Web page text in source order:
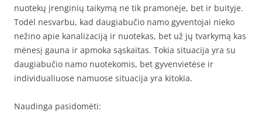
nuotekų įrenginių taikymą ne tik pramonėje, bet ir buityje.
Todėl nesvarbu, kad daugiabučio namo gyventojai nieko
nežino apie kanalizaciją ir nuotekas, bet už jų tvarkymą kas
mėnesį gauna ir apmoka sąskaitas. Tokia situacija yra su
daugiabučio namo nuotekomis, bet gyvenvietėse ir
individualiuose namuose situacija yra kitokia.
Naudinga pasidomėti: